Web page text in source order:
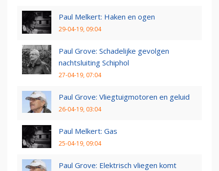
Paul Melkert: Haken en ogen
29-04-19, 09:04
Paul Grove: Schadelijke gevolgen
nachtsluiting Schiphol
27-04-19, 07:04
Paul Grove: Vliegtuigmotoren en geluid
26-04-19, 03:04
Paul Melkert: Gas
25-04-19, 09:04
Paul Grove: Elektrisch vliegen komt